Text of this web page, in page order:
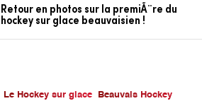
Retour en photos sur la premiÃ¨re du
hockey sur glace beauvaisien !
Le Hockey sur glace
Beauvais Hockey